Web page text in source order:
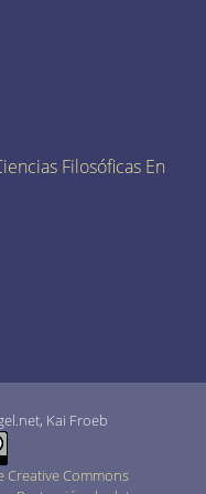
Filosóficas En
Kai Froeb
Creative Commons